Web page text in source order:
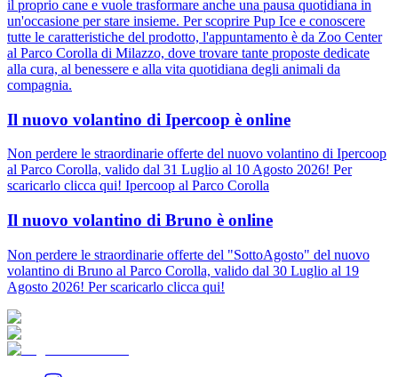
il proprio cane e vuole trasformare anche una pausa quotidiana in
un'occasione per stare insieme. Per scoprire Pup Ice e conoscere
tutte le caratteristiche del prodotto, l'appuntamento è da Zoo Center
al Parco Corolla di Milazzo, dove trovare tante proposte dedicate
alla cura, al benessere e alla vita quotidiana degli animali da
compagnia.
Il nuovo volantino di Ipercoop è online
Non perdere le straordinarie offerte del nuovo volantino di Ipercoop
al Parco Corolla, valido dal 31 Luglio al 10 Agosto 2026! Per
scaricarlo clicca qui! Ipercoop al Parco Corolla
Il nuovo volantino di Bruno è online
Non perdere le straordinarie offerte del "SottoAgosto" del nuovo
volantino di Bruno al Parco Corolla, valido dal 30 Luglio al 19
Agosto 2026! Per scaricarlo clicca qui!